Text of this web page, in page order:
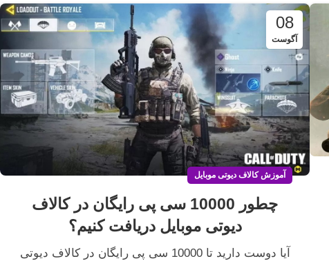
08
آگوست
آموزش کالاف دیوتی موبایل
چطور 10000 سی پی رایگان در کالاف
دیوتی موبایل دریافت کنیم؟
آیا دوست دارید تا 10000 سی پی رایگان در کالاف دیوتی